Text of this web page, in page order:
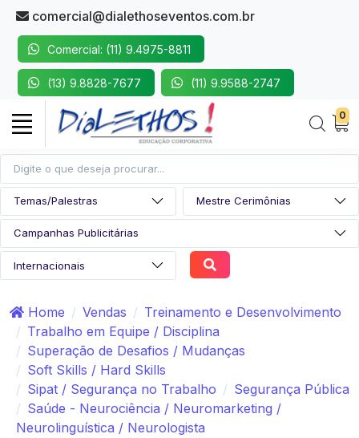
comercial@dialethoseventos.com.br
Comercial: (11) 9.4975-8811
(13) 9.8828-7677 (11) 9.9588-2747
0
Home Vendas
Treinamento e Desenvolvimento
Trabalho em Equipe / Disciplina
Superação de Desafios / Mudanças
Soft Skills / Hard Skills
Sipat / Segurança no Trabalho
Segurança Pública
Saúde - Neurociência / Neuromarketing /
Neurolinguística / Neurologista